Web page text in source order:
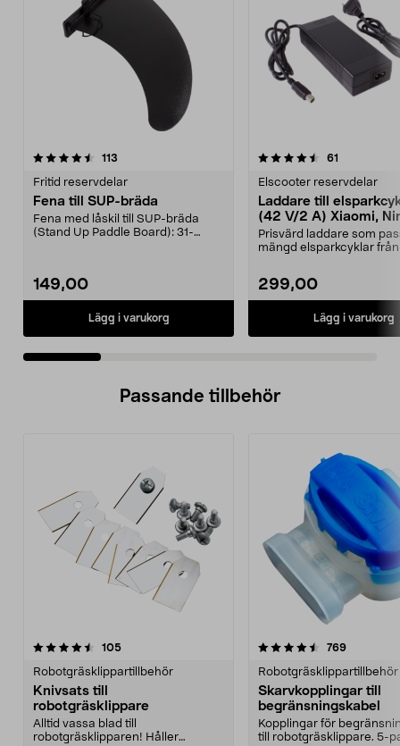
113
Fritid reservdelar
Fena till SUP-bräda
Fena med låskil till SUP-bräda
(Stand Up Paddle Board): 31-
149,00
Lägg i varukorg
4.5 av 5 stjärnor 61
Elscooter reservdelar
Laddare till
(42 V/2 A) Xiaomi,
E-Way m.fl.
Prisvärd laddare som
mängd elsparkcyklar från
299,00
Lägg i varukorg
4.5 av 5 stjärnor
Passande tillbehör
105recensioner
Robotgräsklippartillbehör
Knivsats till
robotgräsklippare
Alltid vassa blad till
robotgräsklipparen! Håller
4.5av 5 stjärnor 769
Robotgräsklippartillbehör
Skarvkopplingar till
begränsningskabel
Kopplingar för
till robotgräsklippare. 5-
0.0 av 5 stjärnor